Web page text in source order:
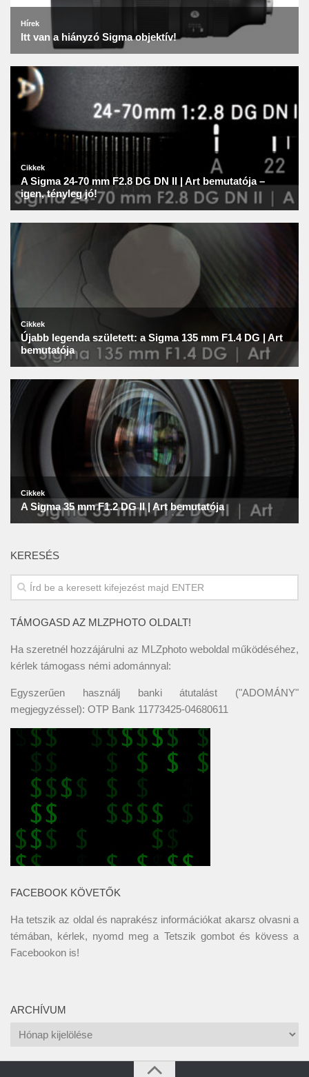
KERESÉS
TÁMOGASD AZ MLZPHOTO OLDALT!
Ha szeretnél hozzájárulni az MLZphoto weboldal működéséhez,
kérlek támogass némi adománnyal:
Egyszerűen használj banki átutalást ("ADOMÁNY"
megjegyzéssel): OTP Bank 11773425-04680611
FACEBOOK KÖVETŐK
Ha tetszik az oldal és naprakész információkat akarsz olvasni a
témában, kérlek, nyomd meg a Tetszik gombot és kövess a
Facebookon is!
ARCHÍVUM
Archívum